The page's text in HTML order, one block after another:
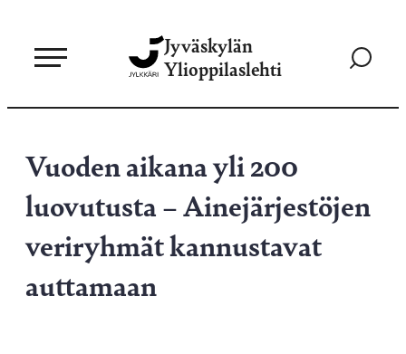
sisältöön
Jyväskylän
Ylioppilaslehti
Siirry
Vuoden aikana yli 200
luovutusta – Ainejärjestöjen
veriryhmät kannustavat
auttamaan